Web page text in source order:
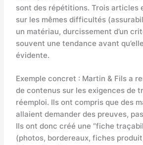
sont des répétitions. Trois articles
sur les mêmes difficultés
un matériau, durcissement d’un
souvent une tendance avant
évidente.
Exemple concret : Martin & Fils a
de contenus sur les exigences de
réemploi. Ils ont compris que des
allaient demander des preuves,
Ils ont donc créé une “fiche
(photos, bordereaux, fiches